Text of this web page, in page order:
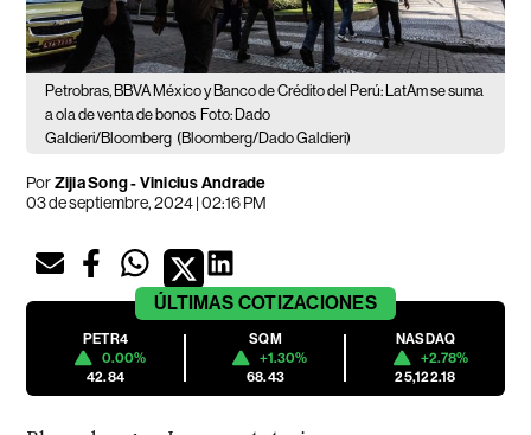
Petrobras, BBVA México y Banco de Crédito del Perú: LatAm se suma
a ola de venta de bonos Foto: Dado
Galdieri/Bloomberg (Bloomberg/Dado Galdieri)
PorZijia Song - Vinicius Andrade
03 de septiembre, 2024 | 02:16 PM
ÚLTIMAS COTIZACIONES
PETR4
0.00%
42.84
SQM
+1.30%
68.43
NASDAQ
+2.78%
25,122.18